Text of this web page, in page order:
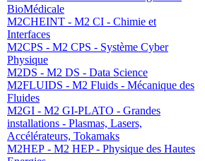
BioMédicale
M2CHEINT - M2 CI - Chimie et
Interfaces
M2CPS - M2 CPS - Système Cyber
Physique
M2DS - M2 DS - Data Science
M2FLUIDS - M2 Fluids - Mécanique des
Fluides
M2GI - M2 GI-PLATO - Grandes
installations - Plasmas, Lasers,
Accélérateurs, Tokamaks
M2HEP - M2 HEP - Physique des Hautes